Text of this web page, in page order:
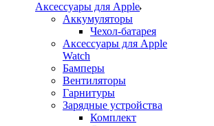
Аксессуары для Apple
Аккумуляторы
Чехол-батарея
Аксессуары для Apple
Watch
Бамперы
Вентиляторы
Гарнитуры
Зарядные устройства
Комплект